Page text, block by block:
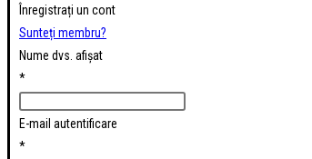
Înregistrați un cont
Sunteți membru?
Nume dvs. afișat
*
E-mail autentificare
*